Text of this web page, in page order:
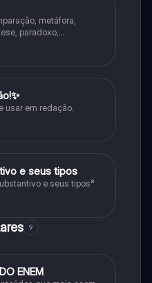
metáfora,
paradoxo,
usar em redação.
e seus tipos
e seus tipos⁸
9
ENEM